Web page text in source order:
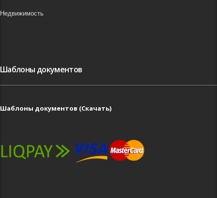
Недвижимость
Шаблоны документов
Шаблоны документов (Скачать)